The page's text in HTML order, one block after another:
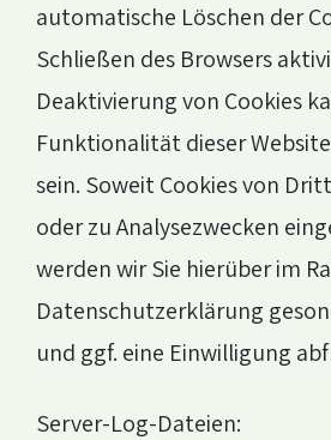
automatische Löschen der
Schließen des Browsers
Deaktivierung von Cookies
Funktionalität dieser
sein. Soweit Cookies von
oder zu Analysezwecken
werden wir Sie hierüber im
Datenschutzerklärung
und ggf. eine Einwilligung
Server-Log-Dateien: